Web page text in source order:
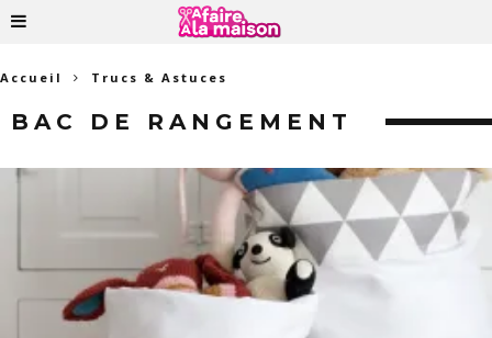
Accueil Trucs & Astuces
BAC DE RANGEMENT